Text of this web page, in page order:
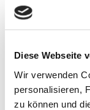
Diese Webseite
Wir verwenden
personalisieren,
zu können und
Die
lassen sich
Kombination
macht die